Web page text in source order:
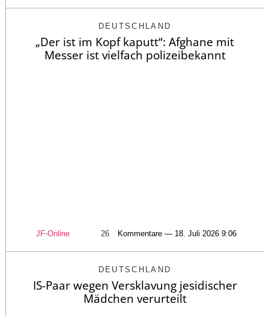
DEUTSCHLAND
„Der ist im Kopf kaputt“: Afghane mit
Messer ist vielfach polizeibekannt
JF-Online 26 Kommentare — 18. Juli 2026 9:06
DEUTSCHLAND
IS-Paar wegen Versklavung jesidischer
Mädchen verurteilt